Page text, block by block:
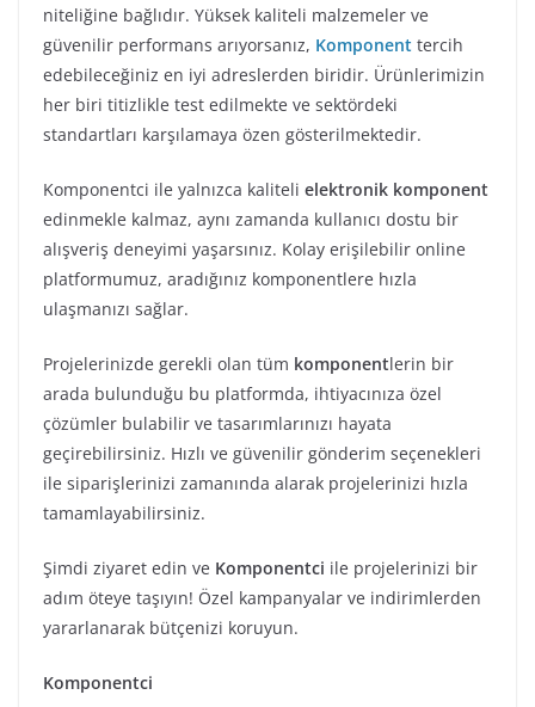
niteliğine bağlıdır. Yüksek kaliteli malzemeler ve
güvenilir performans arıyorsanız, Komponent tercih
edebileceğiniz en iyi adreslerden biridir. Ürünlerimizin
her biri titizlikle test edilmekte ve sektördeki
standartları karşılamaya özen gösterilmektedir.
Komponentci ile yalnızca kaliteli elektronik komponent
edinmekle kalmaz, aynı zamanda kullanıcı dostu bir
alışveriş deneyimi yaşarsınız. Kolay erişilebilir online
platformumuz, aradığınız komponentlere hızla
ulaşmanızı sağlar.
Projelerinizde gerekli olan tüm komponentlerin bir
arada bulunduğu bu platformda, ihtiyacınıza özel
çözümler bulabilir ve tasarımlarınızı hayata
geçirebilirsiniz. Hızlı ve güvenilir gönderim seçenekleri
ile siparişlerinizi zamanında alarak projelerinizi hızla
tamamlayabilirsiniz.
Şimdi ziyaret edin ve Komponentci ile projelerinizi bir
adım öteye taşıyın! Özel kampanyalar ve indirimlerden
yararlanarak bütçenizi koruyun.
Komponentci